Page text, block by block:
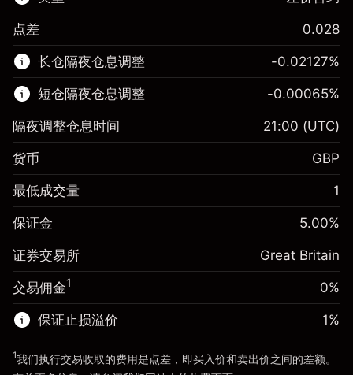
该金融市场可进行差价合约交易。
了解更多:
差价合约
点差 0.028
长仓隔夜仓息调整
保证金。您的投资 £1,000.00
隔夜仓息
-0.021272
%
(-£4.25)
使用杠杆的交易规模（大约值）
£20,000.00
来自杠杆的资金 - 美元（大约值）
前往平台
-0.02127%
短仓隔夜仓息调整
保证金。您的投资 £1,000.00
隔夜仓息
来自头寸全值的费用
-0.000646
%
(-£0.13)
使用杠杆的交易规模（大约值）
来自杠杆的资金 - 美元（大约值）
前往平台
-0.00065%
隔夜调整仓息时间 21:00 (UTC)
货币 GBP
最低成交量 1
保证金 5.00%
证券交易所 Great Britain
交易佣金1 0%
保证止损溢价 1%
1我们执行交易收取的费用是点差，即买入价和卖出价之间的差额。